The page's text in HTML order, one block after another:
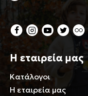
Η εταιρεία μας
Κατάλογοι
Η εταιρεία μας